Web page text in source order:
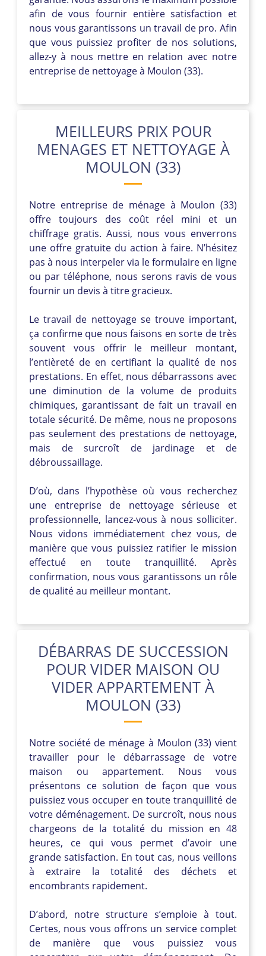
afin de vous fournir entière satisfaction et
nous vous garantissons un travail de pro. Afin
que vous puissiez profiter de nos solutions,
allez-y à nous mettre en relation avec notre
entreprise de nettoyage à Moulon (33).
MEILLEURS PRIX POUR
MENAGES ET NETTOYAGE À
MOULON (33)
Notre entreprise de ménage à Moulon (33)
offre toujours des coût réel mini et un
chiffrage gratis. Aussi, nous vous enverrons
une offre gratuite du action à faire. N’hésitez
pas à nous interpeler via le formulaire en ligne
ou par téléphone, nous serons ravis de vous
fournir un devis à titre gracieux.
Le travail de nettoyage se trouve important,
ça confirme que nous faisons en sorte de très
souvent vous offrir le meilleur montant,
l’entièreté de en certifiant la qualité de nos
prestations. En effet, nous débarrassons avec
une diminution de la volume de produits
chimiques, garantissant de fait un travail en
totale sécurité. De même, nous ne proposons
pas seulement des prestations de nettoyage,
mais de surcroît de jardinage et de
débroussaillage.
D’où, dans l’hypothèse où vous recherchez
une entreprise de nettoyage sérieuse et
professionnelle, lancez-vous à nous solliciter.
Nous vidons immédiatement chez vous, de
manière que vous puissiez ratifier le mission
effectué en toute tranquillité. Après
confirmation, nous vous garantissons un rôle
de qualité au meilleur montant.
DÉBARRAS DE SUCCESSION
POUR VIDER MAISON OU
VIDER APPARTEMENT À
MOULON (33)
Notre société de ménage à Moulon (33) vient
travailler pour le débarrassage de votre
maison ou appartement. Nous vous
présentons ce solution de façon que vous
puissiez vous occuper en toute tranquillité de
votre déménagement. De surcroît, nous nous
chargeons de la totalité du mission en 48
heures, ce qui vous permet d’avoir une
grande satisfaction. En tout cas, nous veillons
à extraire la totalité des déchets et
encombrants rapidement.
D’abord, notre structure s’emploie à tout.
Certes, nous vous offrons un service complet
de manière que vous puissiez vous